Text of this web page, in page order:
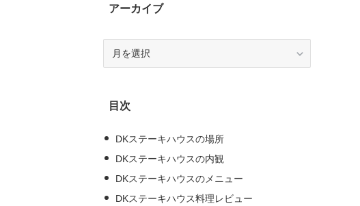
アーカイブ
ブ目次
DKステーキハウスの場所
DKステーキハウスの内観
DKステーキハウスのメニュー
DKステーキハウス料理レビュー